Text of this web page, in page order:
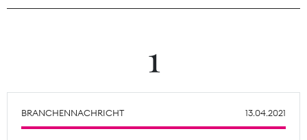
Wächterpreis
1
BRANCHENNACHRICHT 13.04.2021